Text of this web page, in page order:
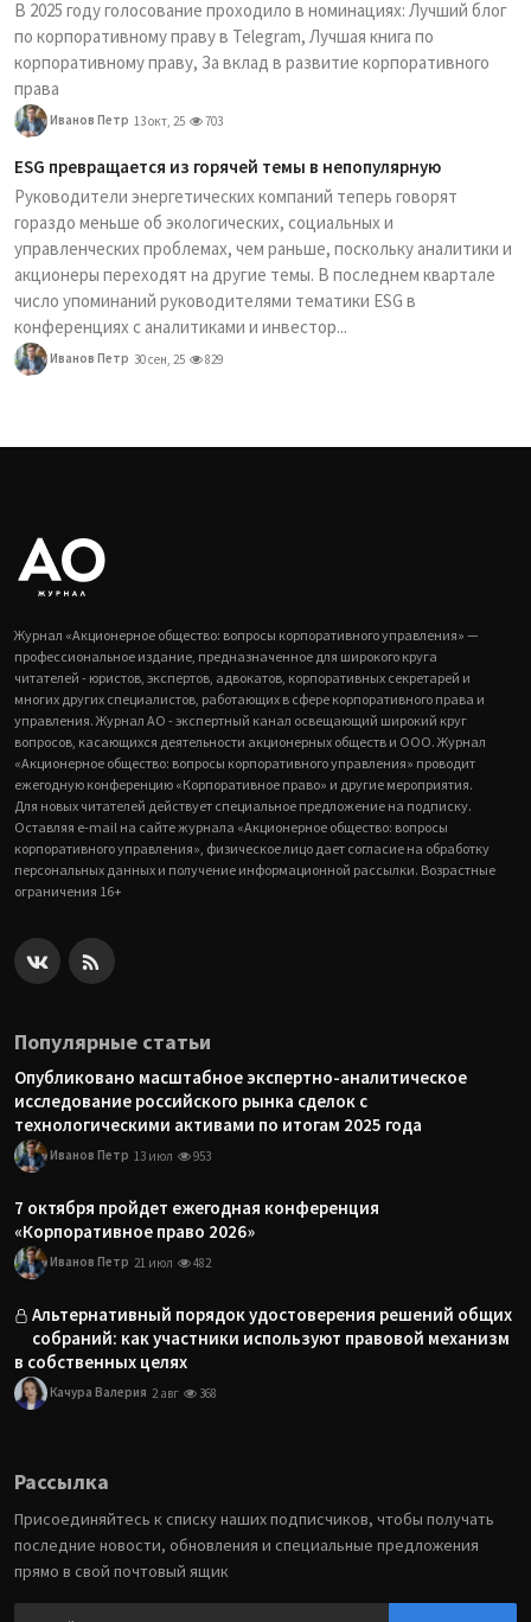
В 2025 году голосование проходило в номинациях: Лучший блог
по корпоративному праву в Telegram, Лучшая книга по
корпоративному праву, За вклад в развитие корпоративного
права
Иванов Петр 13 окт, 25 703
ESG превращается из горячей темы в непопулярную
Руководители энергетических компаний теперь говорят
гораздо меньше об экологических, социальных и
управленческих проблемах, чем раньше, поскольку аналитики и
акционеры переходят на другие темы. В последнем квартале
число упоминаний руководителями тематики ESG в
конференциях с аналитиками и инвестор...
Иванов Петр 30 сен, 25 829
Журнал «Акционерное общество: вопросы корпоративного управления» —
профессиональное издание, предназначенное для широкого круга
читателей - юристов, экспертов, адвокатов, корпоративных секретарей и
многих других специалистов, работающих в сфере корпоративного права и
управления. Журнал АО - экспертный канал освещающий широкий круг
вопросов, касающихся деятельности акционерных обществ и ООО. Журнал
«Акционерное общество: вопросы корпоративного управления» проводит
ежегодную конференцию «Корпоративное право» и другие мероприятия.
Для новых читателей действует специальное предложение на подписку.
Оставляя e-mail на сайте журнала «Акционерное общество: вопросы
корпоративного управления», физическое лицо дает согласие на обработку
персональных данных и получение информационной рассылки. Возрастные
ограничения 16+
Популярные статьи
Опубликовано масштабное экспертно-аналитическое
исследование российского рынка сделок с
технологическими активами по итогам 2025 года
Иванов Петр 13 июл 953
7 октября пройдет ежегодная конференция
«Корпоративное право 2026»
Иванов Петр 21 июл 482
Альтернативный порядок удостоверения решений общих
собраний: как участники используют правовой механизм
в собственных целях
Качура Валерия 2 авг 368
Рассылка
Присоединяйтесь к списку наших подписчиков, чтобы получать
последние новости, обновления и специальные предложения
прямо в свой почтовый ящик